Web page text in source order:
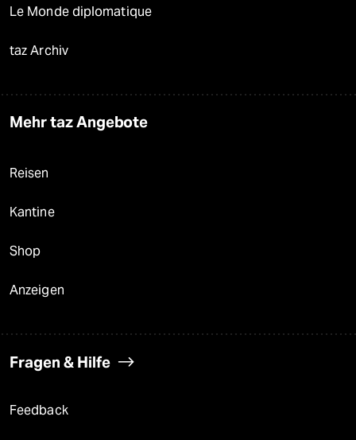
Le Monde diplomatique
taz Archiv
Mehr taz Angebote
Reisen
Kantine
Shop
Anzeigen
Fragen & Hilfe
Feedback